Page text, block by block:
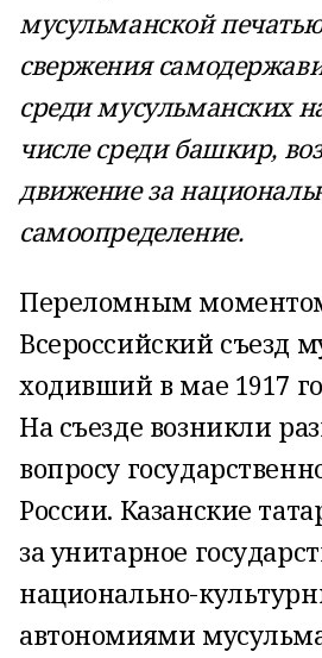
мусульманской
свержения
среди мусульманских
числе среди башкир,
движение за
самоопределение.
Переломным
Всероссийский съезд
ходивший в мае 1917
На съезде возникли
вопросу
России. Казанские
за унитарное
национально-
автономиями